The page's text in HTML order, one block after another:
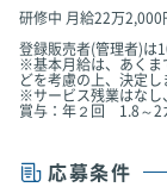
研修中 月給22万2,000
登録販売者(管理者)は
※基本月給は、あくま
どを考慮の上、決定し
※サービス残業はなし
賞与：年２回 1.8～2
応募条件